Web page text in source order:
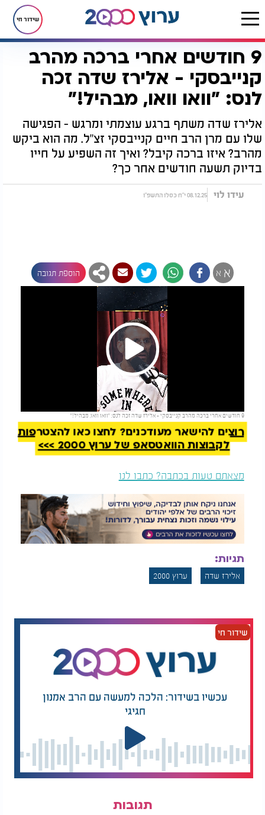
שידור חי
דף הבית יהדות ערוץ 2000 סדרות הדיגיטל של ערוץ 2000 כוכבים מדברים
9 חודשים אחרי ברכה מהרב
קנייבסקי - אלירז שדה זכה
לנס: "וואו וואו, מבהיל!"
אלירז שדה משתף ברגע עוצמתי ומרגש - הפגישה
שלו עם מרן הרב חיים קנייבסקי זצ"ל. מה הוא ביקש
מהרב? איזו ברכה קיבל? ואיך זה השפיע על חייו
בדיוק תשעה חודשים אחר כך?
עידו לוי 08.12.25 י"ח כסלו התשפ"ו
א א הוספת תגובה
Play
Video
9 חודשים אחרי ברכה מהרב קנייבסקי - אלירז שדה זכה לנס: "וואו וואו, מבהיל!"
להמשך קריאה
רוצים להישאר מעודכנים? לחצו כאן להצטרפות
לקבוצות הוואטסאפ של ערוץ 2000 >>>
מצאתם טעות בכתבה? כתבו לנו
תגיות:
אלירז שדה ערוץ 2000
שידור חי
עכשיו בשידור: הלכה למעשה עם הרב אמנון
חגיגי
תגובות